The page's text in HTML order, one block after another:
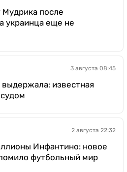
после
украинца еще не
3 августа 08:45
известная
2 августа 22:32
Инфантино: новое
футбольный мир